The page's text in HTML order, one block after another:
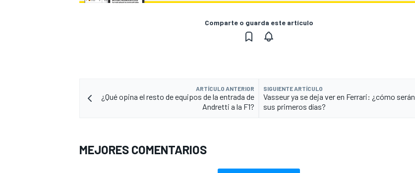
Comparte o guarda este artículo
ARTÍCULO ANTERIOR
¿Qué opina el resto de equipos de la entrada de
Andretti a la F1?
SIGUIENTE ARTÍCULO
Vasseur ya se deja ver en Ferrari: ¿cómo serán
sus primeros días?
MEJORES COMENTARIOS